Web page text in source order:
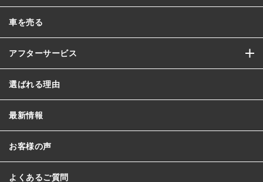
車を売る
アフターサービス
選ばれる理由
最新情報
お客様の声
よくあるご質問